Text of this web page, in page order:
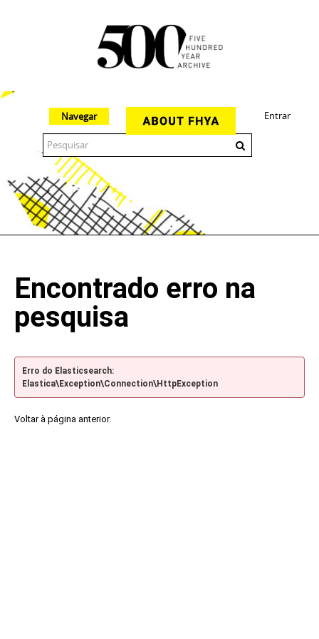
Entrar
Navegar
Encontrado erro na
pesquisa
Erro do Elasticsearch:
Elastica\Exception\Connection\HttpException
Voltar à página anterior.